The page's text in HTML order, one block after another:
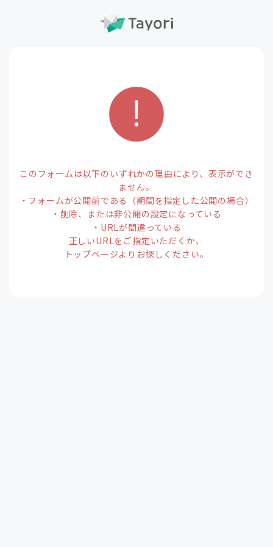
このフォームは以下のいずれかの理由により、表示ができ
ません。
・フォームが公開前である（期間を指定した公開の場合）
・削除、または非公開の設定になっている
・URLが間違っている
正しいURLをご指定いただくか、
トップページよりお探しください。